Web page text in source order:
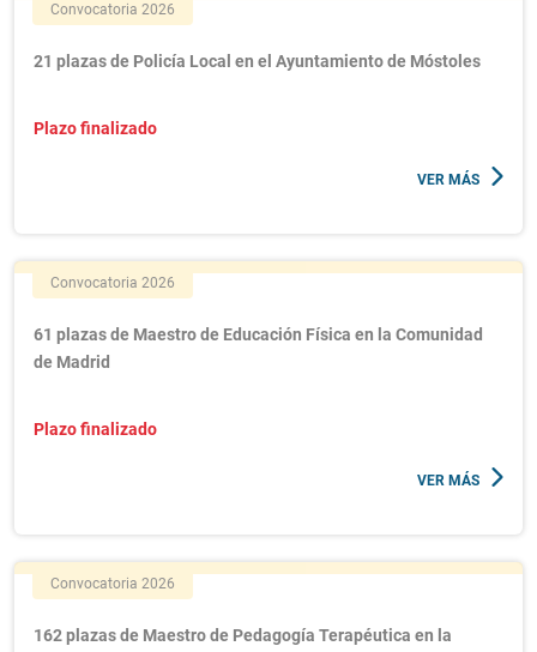
Convocatoria 2026
21 plazas de Policía Local en el Ayuntamiento de Móstoles
Plazo finalizado
VER MÁS
Convocatoria 2026
61 plazas de Maestro de Educación Física en la Comunidad
de Madrid
Plazo finalizado
VER MÁS
Convocatoria 2026
162 plazas de Maestro de Pedagogía Terapéutica en la